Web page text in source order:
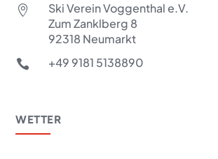

Ski Verein Voggenthal e.V.
Zum Zanklberg 8
92318 Neumarkt
 +49 9181 5138890
WETTER